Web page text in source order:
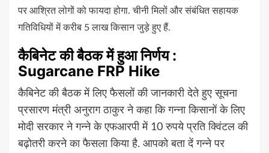
पर आश्रित लोगों को फायदा होगा. चीनी मिलों और संबंधित सहायक
गतिविधियों में करीब 5 लाख किसान जुड़े हुए हैं.
कैबिनेट की बैठक में हुआ निर्णय :
Sugarcane FRP Hike
कैबिनेट की बैठक में लिए फैसलों की जानकारी देते हुए सूचना
प्रसारण मंत्री अनुराग ठाकुर ने कहा कि गन्ना किसानों के लिए
मोदी सरकार ने गन्ने के एफआरपी में 10 रुपये प्रति क्विंटल की
बढ़ोतरी करने का फैसला किया है. आपको बता दें गन्ने पर